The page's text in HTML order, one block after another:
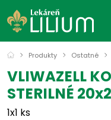
Produkty Ostatné
VLIWAZELL
STERILNÉ
1x1 ks